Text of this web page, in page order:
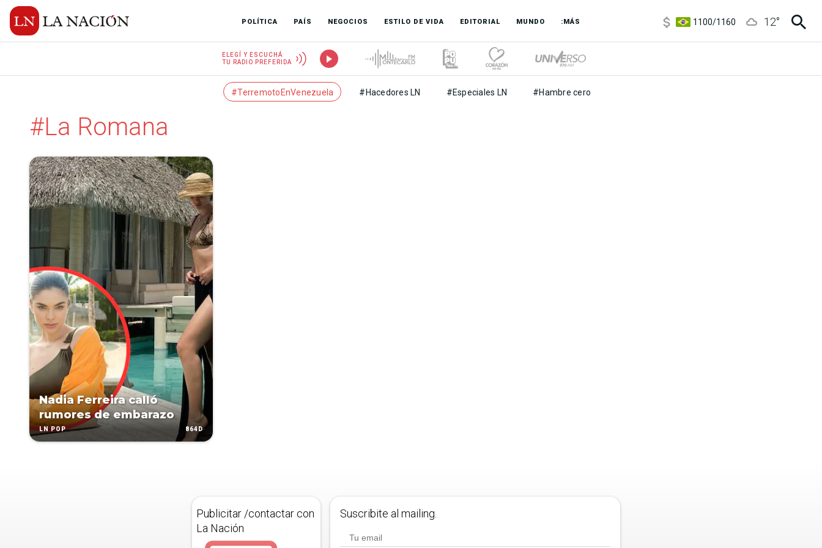
POLÍTICA PAÍS NEGOCIOS ESTILO DE VIDA EDITORIAL MUNDO :MÁS
1100/1160
12°
ELEGÍ Y ESCUCHÁ
TU RADIO PREFERIDA
#TerremotoEnVenezuela #Hacedores LN #Especiales LN #Hambre cero
#La Romana
Nadia Ferreira calló
rumores de embarazo
LN POP 864D
Publicitar /contactar con
La Nación
Suscribite al mailing.